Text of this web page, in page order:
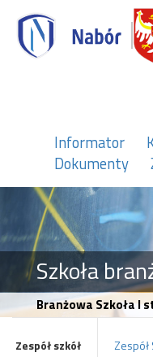
Informator
Dokumenty
Szkoła
Branżowa Szkoła I
Zespół szkół Zespół